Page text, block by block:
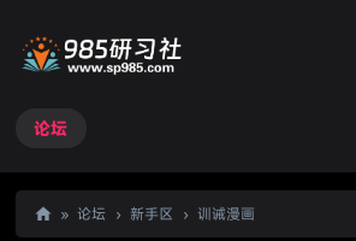
论坛
» 论坛 › 新手区 › 训诫漫画